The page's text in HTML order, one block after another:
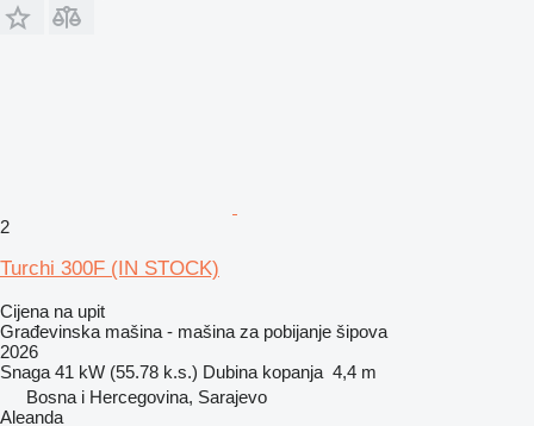
2
Turchi 300F (IN STOCK)
Cijena na upit
Građevinska mašina - mašina za pobijanje šipova
2026
Snaga 41 kW (55.78 k.s.) Dubina kopanja 4,4 m
Bosna i Hercegovina, Sarajevo
Aleanda